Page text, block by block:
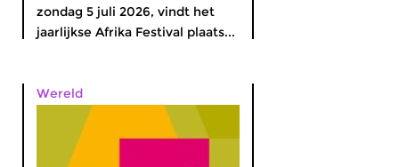
zondag 5 juli 2026, vindt het
jaarlijkse Afrika Festival plaats...
Wereld